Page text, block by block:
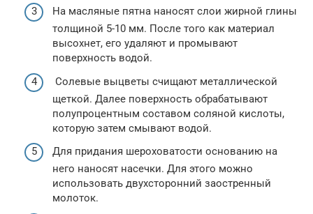
На масляные пятна наносят слои жирной глины
толщиной 5-10 мм. После того как материал
высохнет, его удаляют и промывают
поверхность водой.
Солевые выцветы счищают металлической
щеткой. Далее поверхность обрабатывают
полупроцентным составом соляной кислоты,
которую затем смывают водой.
Для придания шероховатости основанию на
него наносят насечки. Для этого можно
использовать двухсторонний заостренный
молоток.